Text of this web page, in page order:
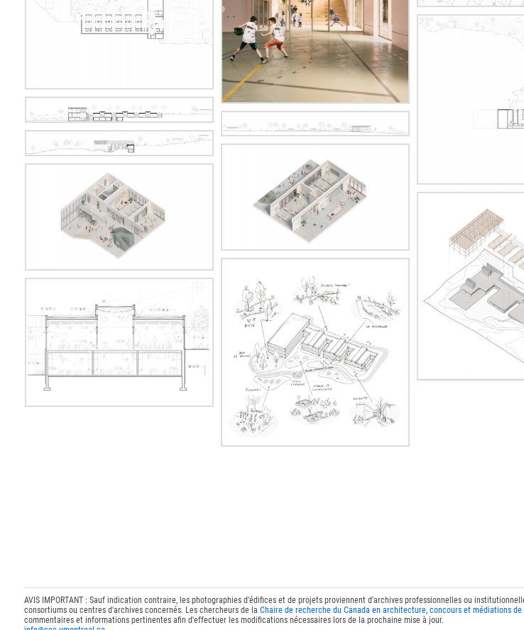
AVIS IMPORTANT : Sauf indication contraire, les photographies d'édifices et de projets proviennent d'archives professionnelles ou
consortiums ou centres d'archives concernés. Les chercheurs de la Chaire de recherche du Canada en architecture, concours et médiations
commentaires et informations pertinentes afin d'effectuer les modifications nécessaires lors de la prochaine mise à jour.